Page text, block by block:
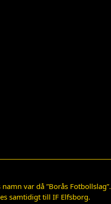
var då ”Borås Fotbollslag”.
samtidigt till IF Elfsborg.